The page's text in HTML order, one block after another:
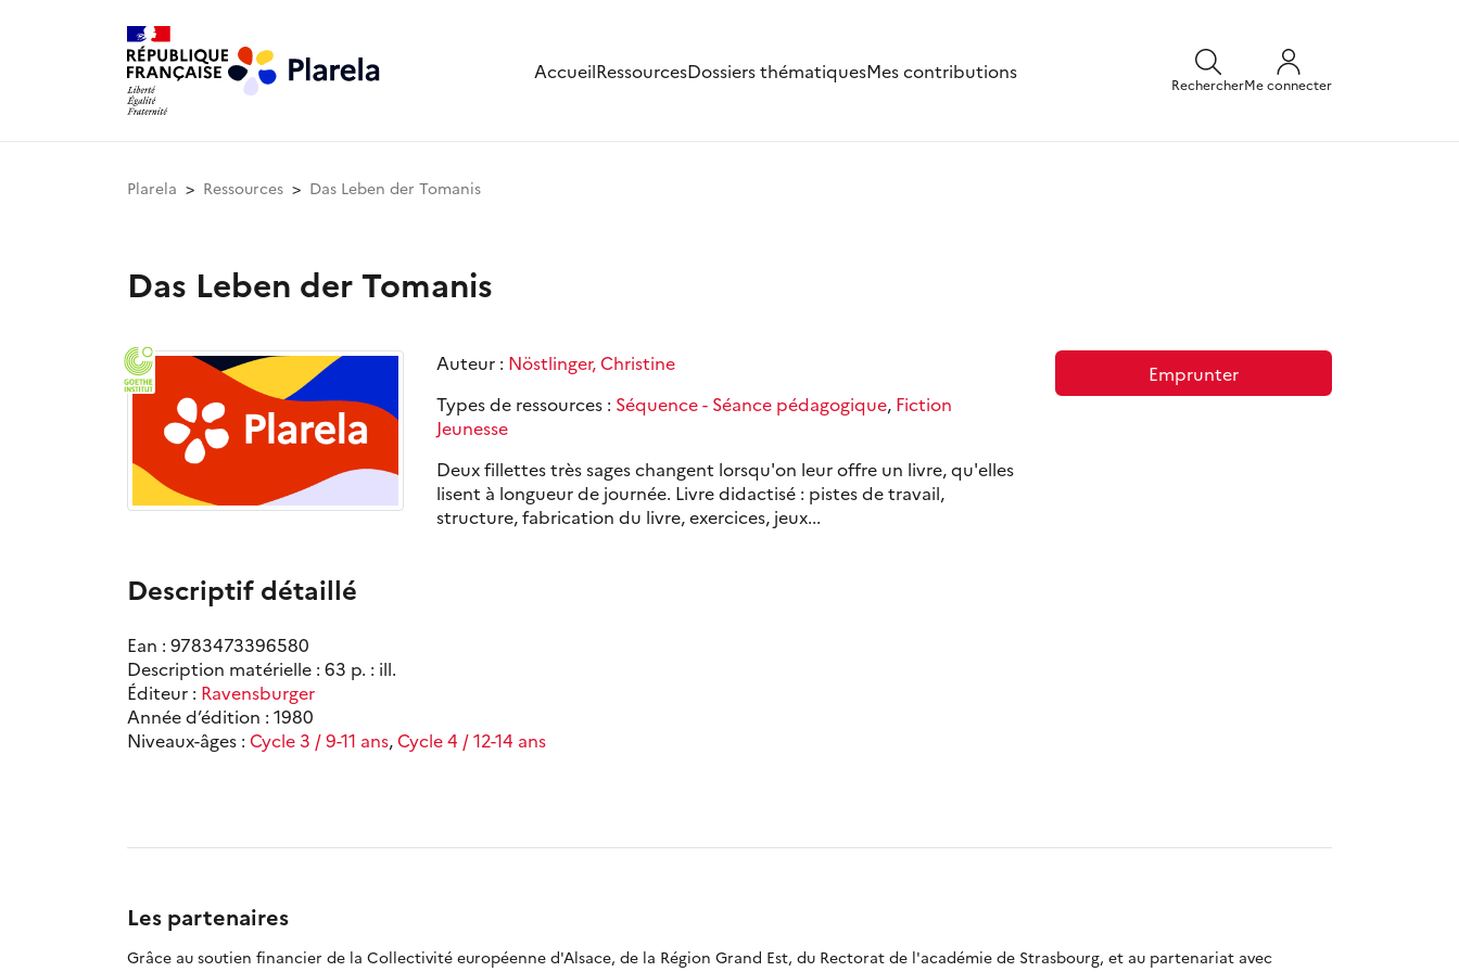
AccueilRessourcesDossiers thématiquesMes contributions
RechercherMe connecter
Plarela Ressources Das Leben der Tomanis
Das Leben der Tomanis
Auteur : Nöstlinger, Christine
Types de ressources : Séquence - Séance pédagogique, Fiction
Jeunesse
Deux fillettes très sages changent lorsqu'on leur offre un livre, qu'elles
lisent à longueur de journée. Livre didactisé : pistes de travail,
structure, fabrication du livre, exercices, jeux...
Emprunter
Descriptif détaillé
Ean : 9783473396580
Description matérielle : 63 p. : ill.
Éditeur : Ravensburger
Année d’édition : 1980
Niveaux-âges : Cycle 3 / 9-11 ans,Cycle 4 / 12-14 ans
Les partenaires
Grâce au soutien financier de la Collectivité européenne d'Alsace, de la Région Grand Est, du Rectorat de l'académie de Strasbourg, et au partenariat avec